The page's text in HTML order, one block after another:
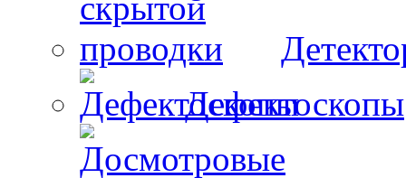
Дефектоскопы